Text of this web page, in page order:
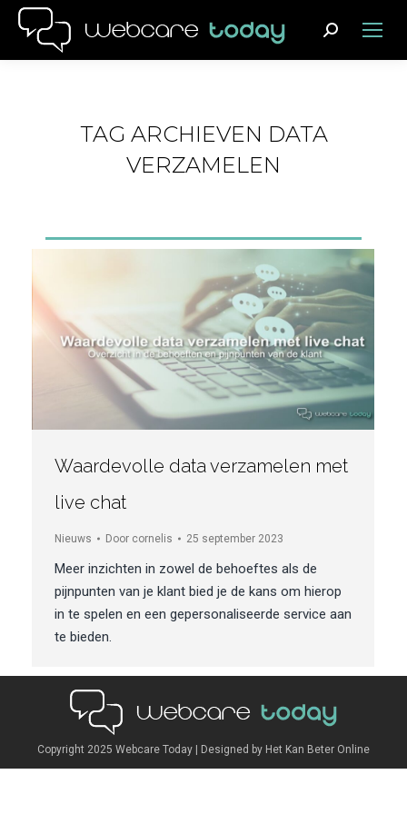
Search:
TAG ARCHIEVEN DATA
VERZAMELEN
Waardevolle data verzamelen met
live chat
Nieuws Door cornelis 25 september 2023
Meer inzichten in zowel de behoeftes als de
pijnpunten van je klant bied je de kans om hierop
in te spelen en een gepersonaliseerde service aan
te bieden.
Copyright 2025 Webcare Today | Designed by Het Kan Beter Online